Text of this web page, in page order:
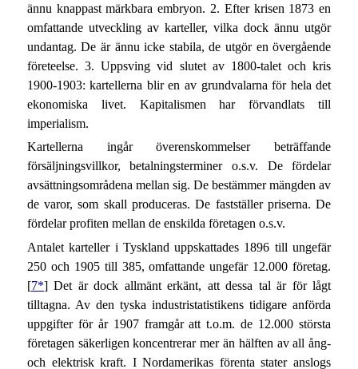
ännu knappast märkbara embryon. 2. Efter krisen 1873 en
omfattande utveckling av karteller, vilka dock ännu utgör
undantag. De är ännu icke stabila, de utgör en övergående
företeelse. 3. Uppsving vid slutet av 1800-talet och kris
1900-1903: kartellerna blir en av grundvalarna för hela det
ekonomiska livet. Kapitalismen har förvandlats till
imperialism.
Kartellerna ingår överenskommelser beträffande
försäljningsvillkor, betalningsterminer o.s.v. De fördelar
avsättningsområdena mellan sig. De bestämmer mängden av
de varor, som skall produceras. De fastställer priserna. De
fördelar profiten mellan de enskilda företagen o.s.v.
Antalet karteller i Tyskland uppskattades 1896 till ungefär
250 och 1905 till 385, omfattande ungefär 12.000 företag.
[7*] Det är dock allmänt erkänt, att dessa tal är för lågt
tilltagna. Av den tyska industristatistikens tidigare anförda
uppgifter för år 1907 framgår att t.o.m. de 12.000 största
företagen säkerligen koncentrerar mer än hälften av all ång-
och elektrisk kraft. I Nordamerikas förenta stater anslogs